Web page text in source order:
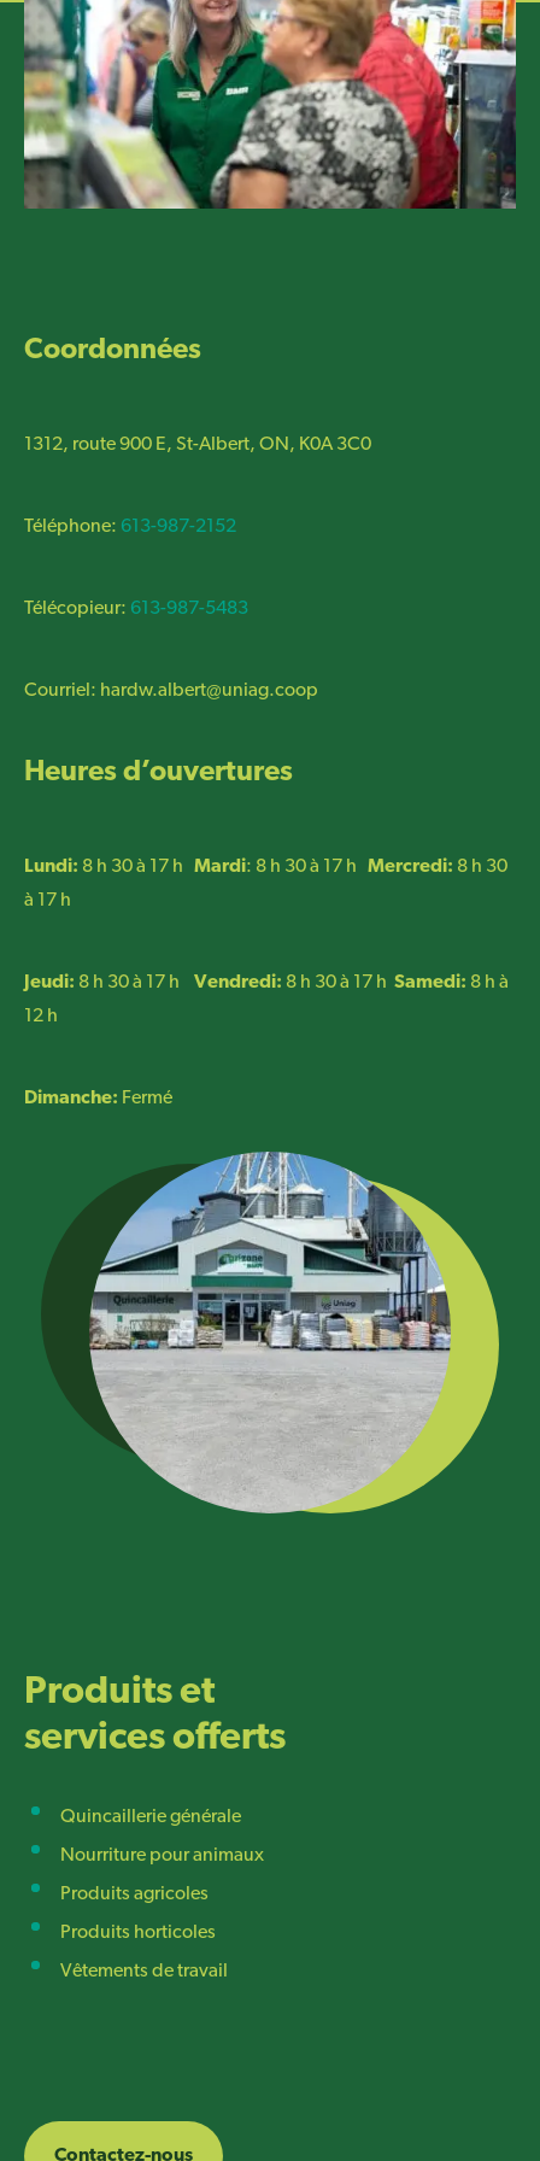
Coordonnées
1312, route 900 E, St-Albert, ON, K0A 3C0
Téléphone: 613-987-2152
Télécopieur: 613-987-5483
Courriel: hardw.albert@uniag.coop
Heures d’ouvertures
Lundi: 8 h 30 à 17 h Mardi: 8 h 30 à 17 h Mercredi: 8 h 30
à 17 h
Jeudi: 8 h 30 à 17 h Vendredi: 8 h 30 à 17 h Samedi: 8 h à
12 h
Dimanche: Fermé
Produits et
services offerts
Quincaillerie générale
Nourriture pour animaux
Produits agricoles
Produits horticoles
Vêtements de travail
Contactez-nous